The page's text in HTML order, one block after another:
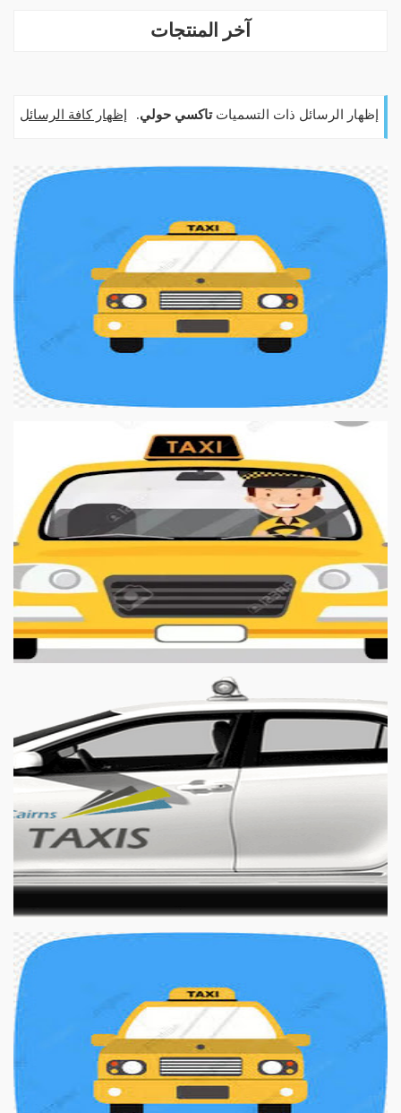
آخر المنتجات
‏إظهار الرسائل ذات التسمياتتاكسي حولي. إظهار كافة الرسائل